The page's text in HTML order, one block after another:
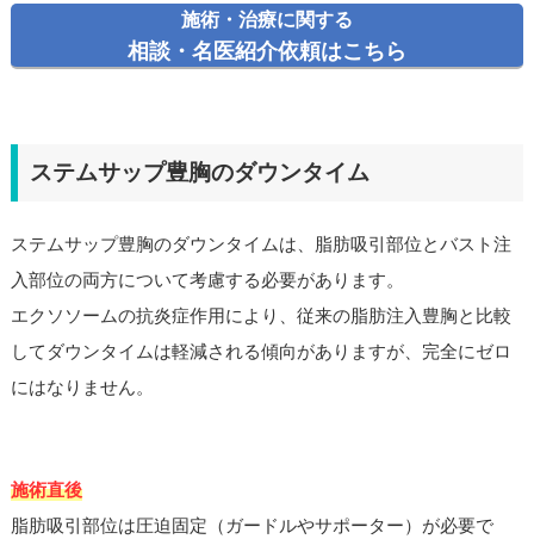
施術・治療に関する
相談・名医紹介依頼はこちら
ステムサップ豊胸のダウンタイム
ステムサップ豊胸のダウンタイムは、脂肪吸引部位とバスト注
入部位の両方について考慮する必要があります。
エクソソームの抗炎症作用により、従来の脂肪注入豊胸と比較
してダウンタイムは軽減される傾向がありますが、完全にゼロ
にはなりません。
施術直後
脂肪吸引部位は圧迫固定（ガードルやサポーター）が必要で